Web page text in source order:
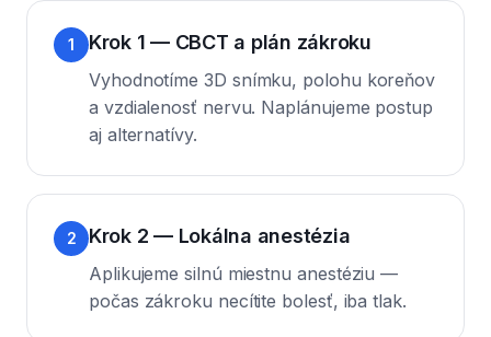
1 Krok 1 — CBCT a plán zákroku
Vyhodnotíme 3D snímku, polohu koreňov
a vzdialenosť nervu. Naplánujeme postup
aj alternatívy.
2 Krok 2 — Lokálna anestézia
Aplikujeme silnú miestnu anestéziu —
počas zákroku necítite bolesť, iba tlak.